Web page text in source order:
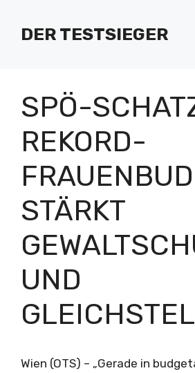
Inhalt
springenDER TESTSIEGER
SPÖ-
REKORD-
STÄRKT
UND
Wien (OTS) – „Gerade in